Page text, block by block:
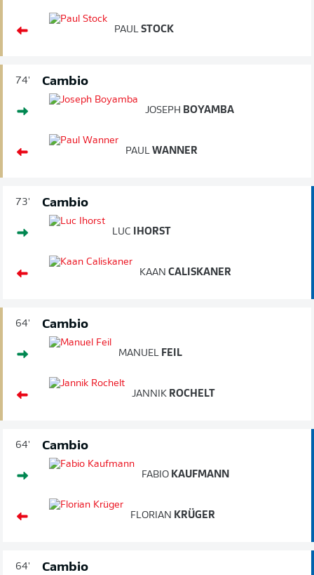
PAUL STOCK
74' Cambio
JOSEPH BOYAMBA
PAUL WANNER
73' Cambio
LUC IHORST
KAAN CALISKANER
64' Cambio
MANUEL FEIL
JANNIK ROCHELT
64' Cambio
FABIO KAUFMANN
FLORIAN KRÜGER
64' Cambio